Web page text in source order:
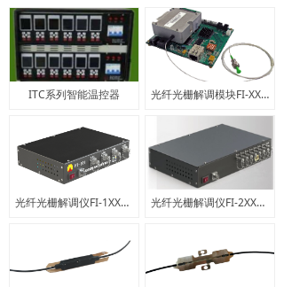
ITC系列智能温控器 光纤光栅解调模块FI-XX1M系列
光纤光栅解调仪FI-1XX系列 光纤光栅解调仪FI-2XX系列2